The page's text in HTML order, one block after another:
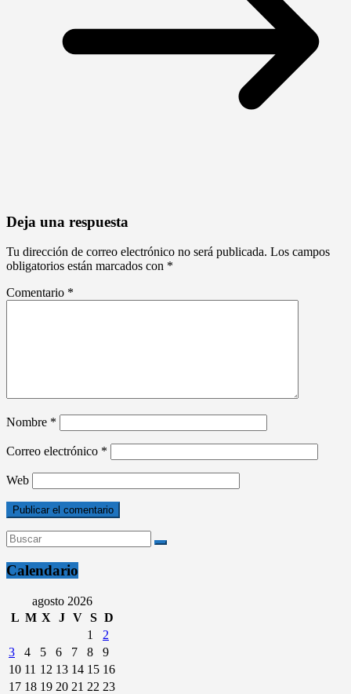
Deja una respuesta
Tu dirección de correo electrónico no será publicada. Los campos
obligatorios están marcados con *
Comentario *
Nombre *
Correo electrónico *
Web
Calendario
agosto 2026
L M X J V S D
1
2
3
4 5 6 7 8
9
10 11 12 13 14 15 16
17 18 19 20 21 22 23